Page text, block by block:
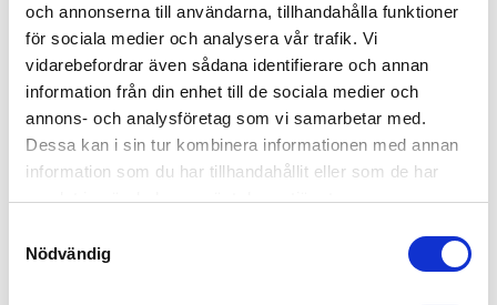
och annonserna till användarna, tillhandahålla funktioner
för sociala medier och analysera vår trafik. Vi
vidarebefordrar även sådana identifierare och annan
information från din enhet till de sociala medier och
annons- och analysföretag som vi samarbetar med.
Dessa kan i sin tur kombinera informationen med annan
information som du har tillhandahållit eller som de har
samlat in när du har använt deras tjänster.
Nödvändig
INFO KÖP
ANDRA KÖPTE ÄVEN
7%